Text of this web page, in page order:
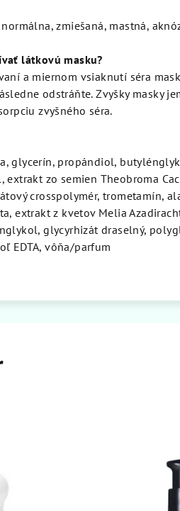
normálna, zmiešaná, mastná,
látkovú masku?
a miernom vsiaknutí séra
odstráňte. Zvyšky masky
zvyšného séra.
glycerín, propándiol,
extrakt zo semien Theobroma
crosspolymér, trometamín,
extrakt z kvetov Melia
glycyrhizát draselný,
EDTA, vôňa/parfum